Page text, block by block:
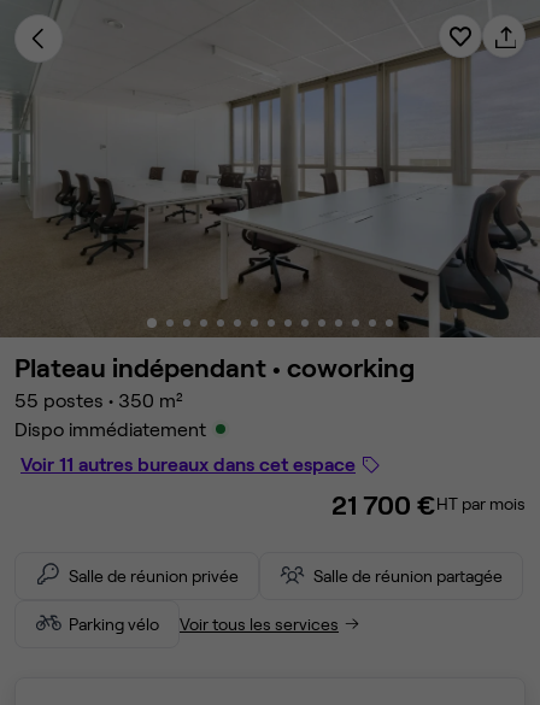
Plateau indépendant • coworking
55 postes • 350 m²
Dispo immédiatement
Voir 11 autres bureaux dans cet espace
21 700 €HT par mois
Salle de réunion privée Salle de réunion partagée
Parking vélo Voir tous les services